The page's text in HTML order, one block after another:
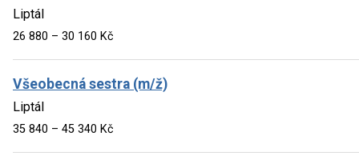
Liptál
26 880 – 30 160 Kč
Všeobecná sestra (m/ž)
Liptál
35 840 – 45 340 Kč